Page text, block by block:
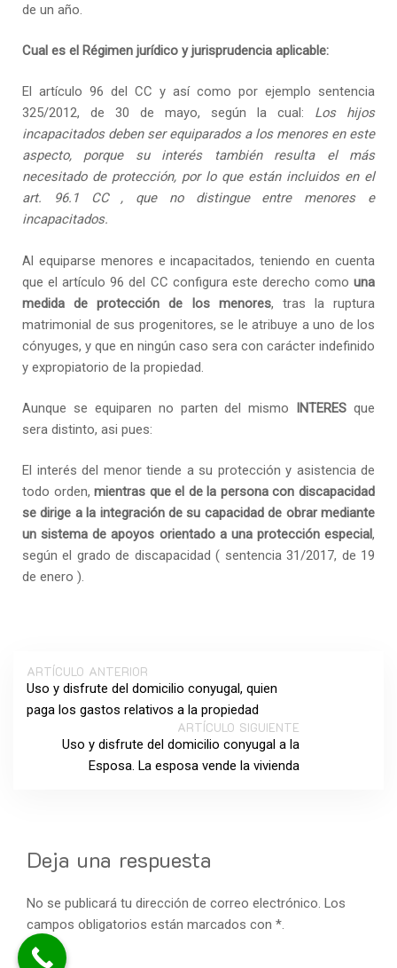
de un año.
Cual es el Régimen jurídico y jurisprudencia aplicable:
El artículo 96 del CC y así como por ejemplo sentencia
325/2012, de 30 de mayo, según la cual: Los hijos
incapacitados deben ser equiparados a los menores en este
aspecto, porque su interés también resulta el más
necesitado de protección, por lo que están incluidos en el
art. 96.1 CC , que no distingue entre menores e
incapacitados.
Al equiparse menores e incapacitados, teniendo en cuenta
que el artículo 96 del CC configura este derecho como una
medida de protección de los menores, tras la ruptura
matrimonial de sus progenitores, se le atribuye a uno de los
cónyuges, y que en ningún caso sera con carácter indefinido
y expropiatorio de la propiedad.
Aunque se equiparen no parten del mismo INTERES que
sera distinto, asi pues:
El interés del menor tiende a su protección y asistencia de
todo orden,mientras que el de la persona con discapacidad
se dirige a la integración de su capacidad de obrar mediante
un sistema de apoyos orientado a una protección especial,
según el grado de discapacidad ( sentencia 31/2017, de 19
de enero ).
ARTÍCULO ANTERIOR
Uso y disfrute del domicilio conyugal, quien
paga los gastos relativos a la propiedad
ARTÍCULO SIGUIENTE
Uso y disfrute del domicilio conyugal a la
Esposa. La esposa vende la vivienda
Deja una respuesta
No se publicará tu dirección de correo electrónico. Los
campos obligatorios están marcados con *.